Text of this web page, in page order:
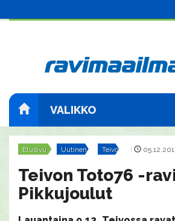
VALIKKO
Etusivu Uutinen Teivo |
Teivon Toto76 -
Pikkujoulut